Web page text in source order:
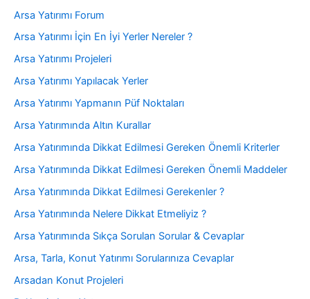
Arsa Yatırımı Forum
Arsa Yatırımı İçin En İyi Yerler Nereler ?
Arsa Yatırımı Projeleri
Arsa Yatırımı Yapılacak Yerler
Arsa Yatırımı Yapmanın Püf Noktaları
Arsa Yatırımında Altın Kurallar
Arsa Yatırımında Dikkat Edilmesi Gereken Önemli Kriterler
Arsa Yatırımında Dikkat Edilmesi Gereken Önemli Maddeler
Arsa Yatırımında Dikkat Edilmesi Gerekenler ?
Arsa Yatırımında Nelere Dikkat Etmeliyiz ?
Arsa Yatırımında Sıkça Sorulan Sorular & Cevaplar
Arsa, Tarla, Konut Yatırımı Sorularınıza Cevaplar
Arsadan Konut Projeleri